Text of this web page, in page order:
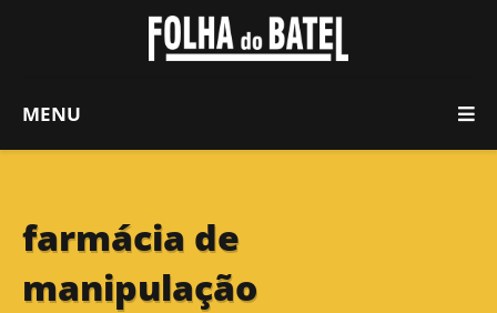
MENU
farmácia de
manipulação